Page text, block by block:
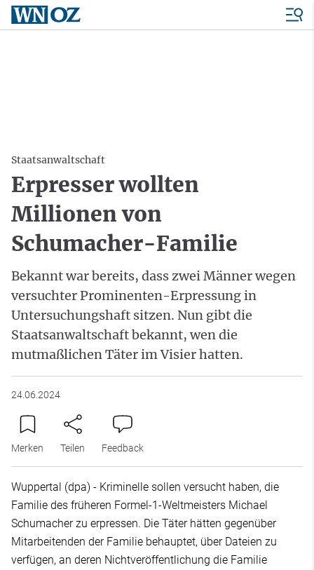
Staatsanwaltschaft
Erpresser wollten
Millionen von
Schumacher-Familie
Bekannt war bereits, dass zwei Männer wegen
versuchter Prominenten-Erpressung in
Untersuchungshaft sitzen. Nun gibt die
Staatsanwaltschaft bekannt, wen die
mutmaßlichen Täter im Visier hatten.
24.06.2024
Merken Teilen Feedback
Wuppertal (dpa) - Kriminelle sollen versucht haben, die
Familie des früheren Formel-1-Weltmeisters Michael
Schumacher zu erpressen. Die Täter hätten gegenüber
Mitarbeitenden der Familie behauptet, über Dateien zu
verfügen, an deren Nichtveröffentlichung die Familie